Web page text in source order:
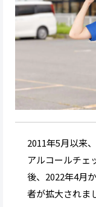
2011年5月以来
アルコールチェ
後、2022年4月
者が拡大されま